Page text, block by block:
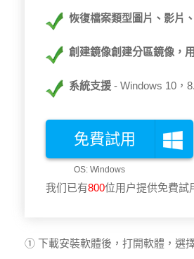
恢復檔案類型圖片、影片
創建鏡像創建分區鏡像，
系統支援 Windows 10，
免費試用
我们已有801位用户提供免費試
① 下載安裝軟體後，打開軟體，選